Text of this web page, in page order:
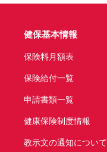
健保基本情報
保険料月額表
保険給付一覧
申請書類一覧
健康保険制度情報
教示文の通知について